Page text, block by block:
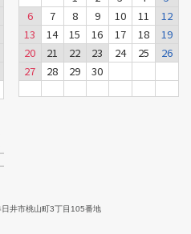
6
7 8 9 10 11
12
13
14 15 16 17 18
19
20
21 22 23 24 25
26
27
28 29 30
井市桃山町3丁目105番地